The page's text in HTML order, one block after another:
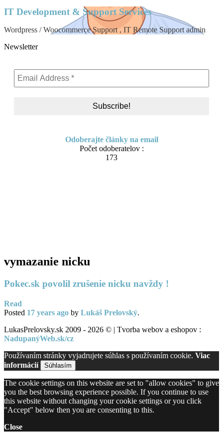
IT Development & Support Services
Wordpress / Woocommerce Support , IT Remote Support admin
Newsletter
Odoberajte články na email
Počet odoberatelov :
173
vymazanie nicku
Pokec.sk povolil zrušenie nicku navždy !
Read
Posted 17 years ago by Lukáš Prelovský.
LukasPrelovsky.sk 2009 - 2026 © | Tvorba webov a eshopov :
NadupanýWeb.sk/cz
Používaním stránky vyjadrujete súhlas s používaním cookie. Viac
informácií
Súhlasím
The cookie settings on this website are set to "allow cookies" to give
you the best browsing experience possible. If you continue to use
this website without changing your cookie settings or you click
"Accept" below then you are consenting to this.
Close